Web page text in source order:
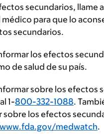
secundarios, llame
médico para que lo
secundarios.
los efectos
de salud de su país.
sobre los efectos
1-800-332-1088.
sobre los efectos
medwatch.